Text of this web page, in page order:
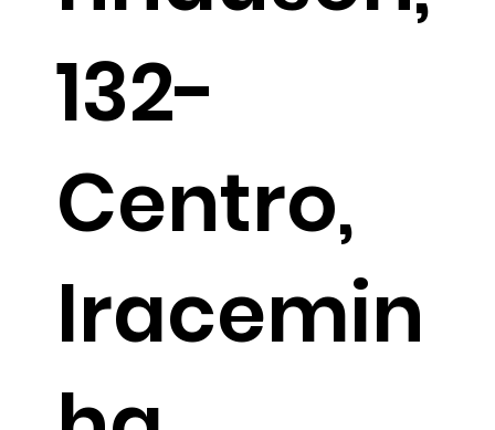
132-
Centro,
Iracemin